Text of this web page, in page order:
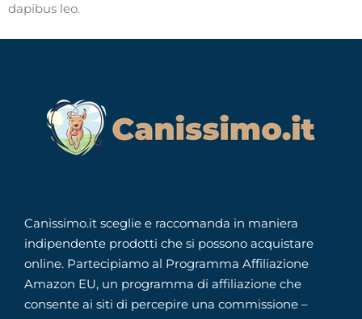
dapibus leo.
Canissimo.it sceglie e raccomanda in maniera
indipendente prodotti che si possono acquistare
online. Partecipiamo al Programma Affiliazione
Amazon EU, un programma di affiliazione che
consente ai siti di percepire una commissione –